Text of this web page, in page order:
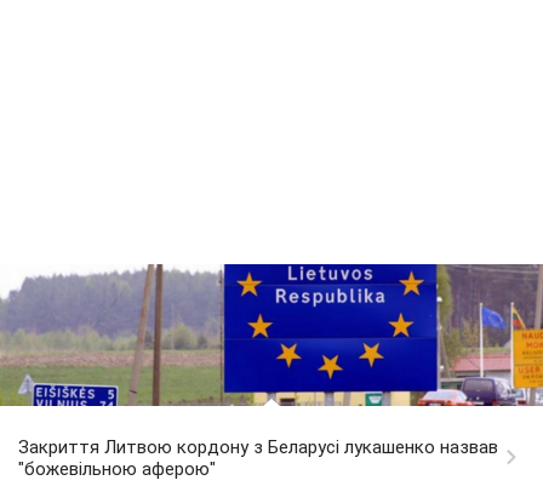
Закриття Литвою кордону з Беларусі лукашенко назвав
"божевільною аферою"